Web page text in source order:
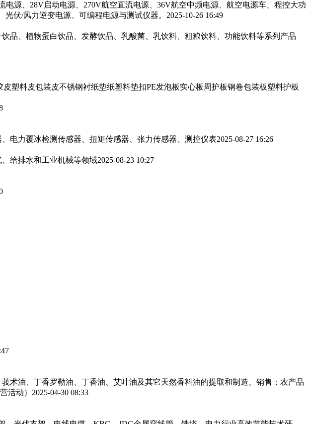
源、28V启动电源、270V航空直流电源、36V航空中频电源、航空电源车、程控大功
伏/风力逆变电源、可编程电源与测试仪器。 2025-10-26 16:49
品、植物蛋白饮品、发酵饮品、乳酸菌、乳饮料、粗粮饮料、功能饮料等系列产品
塑料皮包装皮不锈钢衬纸垫纸塑料垫扣PE发泡板实心板周护板钢卷包装板塑料护板
电力覆冰检测传感器、扭矩传感器、张力传感器、测控仪表2025-08-27 16:26
给排水和工业机械等领域2025-08-23 10:27
术油、丁香罗勒油、丁香油、艾叶油及其它天然香料油的提取和制造、销售；农产品
活动） 2025-04-30 08:33